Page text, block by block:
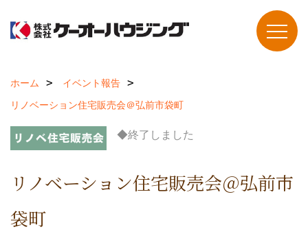
ホーム
イベント報告
リノベーション住宅販売会＠弘前市袋町
◆終了しました
リノベーション住宅販売会＠弘前市
袋町